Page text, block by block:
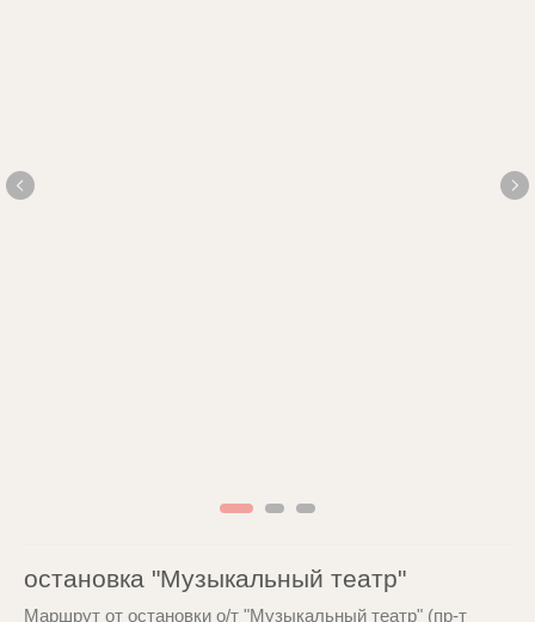
остановка "Музыкальный театр"
Маршрут от остановки о/т "Музыкальный театр" (пр-т